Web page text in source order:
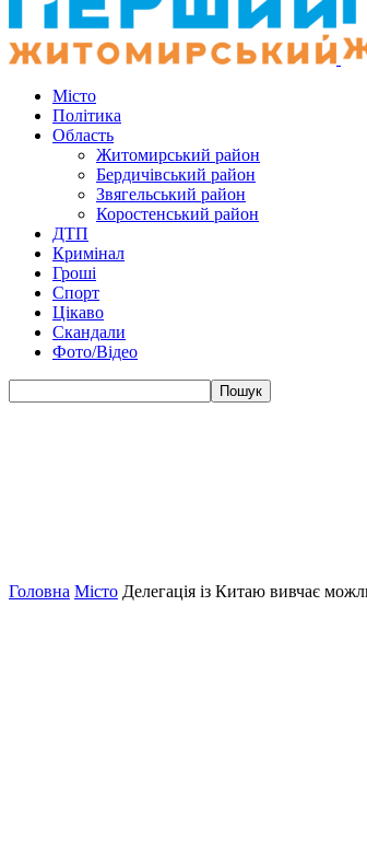
Місто
Політика
Область
Житомирський район
Бердичівський район
Звягельський район
Коростенський район
ДТП
Кримінал
Гроші
Спорт
Цікаво
Скандали
Фото/Відео
Головна Місто Делегація із Китаю вивчає